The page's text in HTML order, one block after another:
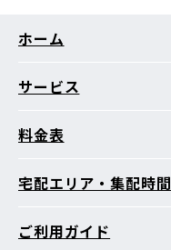
ホーム
サービス
料金表
宅配エリア・集配時間
ご利用ガイド